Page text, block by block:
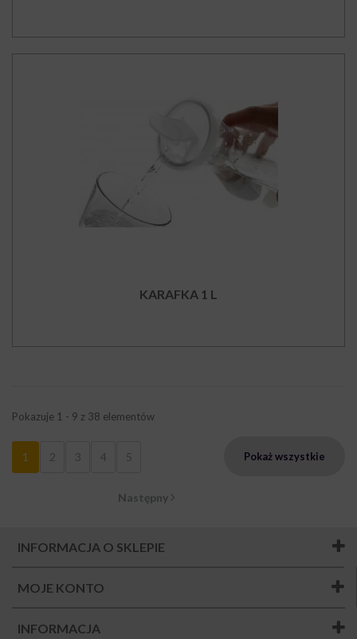
KARAFKA 1 L
Pokaż wszystkie
1 2 3 4 5
Następny
Pokazuje 1 - 9 z 38 elementów
INFORMACJA O SKLEPIE
MOJE KONTO
INFORMACJA